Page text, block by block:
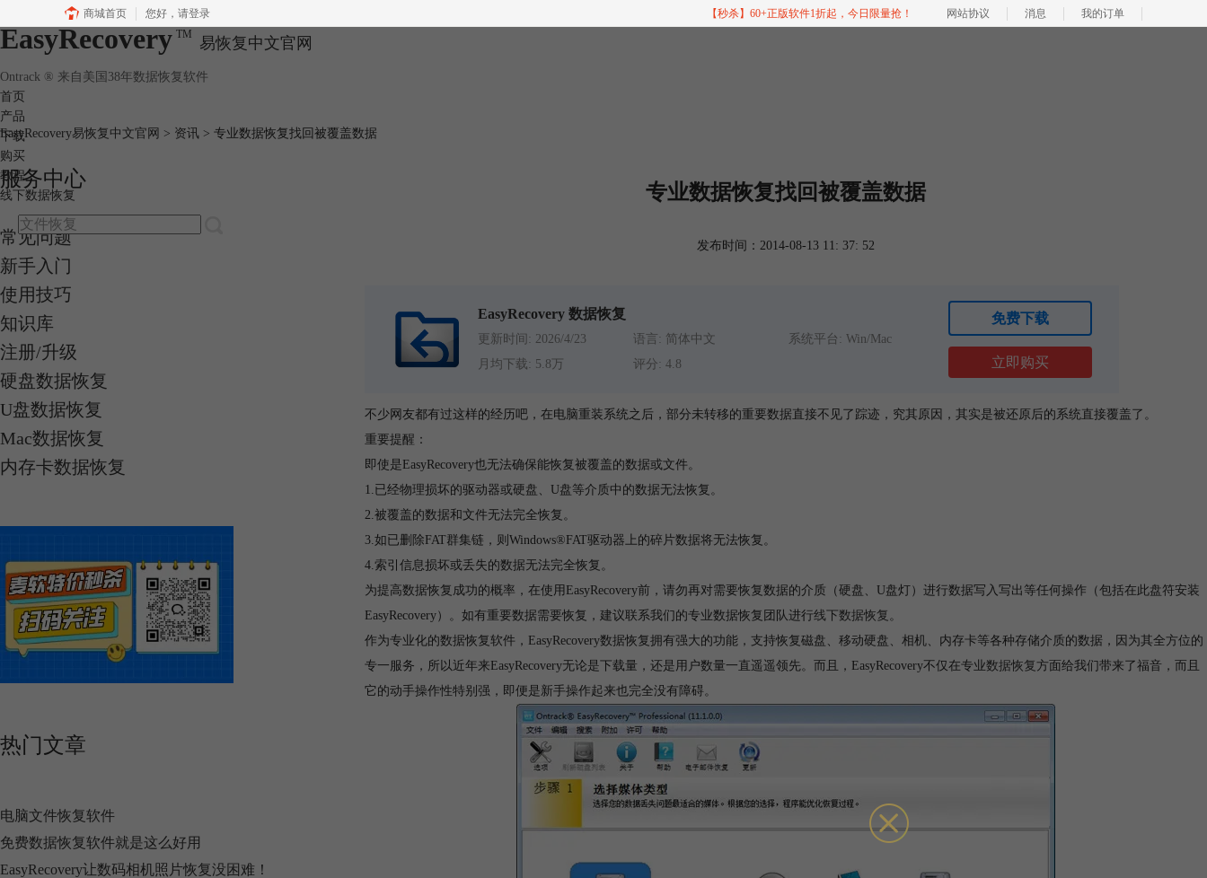
商城首页 您好， 请登录 【秒杀】60+正版软件1折起，今日限量抢！ 网站协议 消息 我的订单
EasyRecovery TM 易恢复中文官网
Ontrack ® 来自美国38年数据恢复软件
首页
产品
下载
购买
教程
线下数据恢复
EasyRecovery易恢复中文官网 > 资讯 > 专业数据恢复找回被覆盖数据
服务中心
常见问题
新手入门
使用技巧
知识库
注册/升级
硬盘数据恢复
U盘数据恢复
Mac数据恢复
内存卡数据恢复
热门文章
电脑文件恢复软件
免费数据恢复软件就是这么好用
EasyRecovery让数码相机照片恢复没困难！
专业数据恢复找回被覆盖数据
发布时间：2014-08-13 11: 37: 52
EasyRecovery 数据恢复
更新时间: 2026/4/23 语言: 简体中文
系统平台: Win/Mac
月均下载: 5.8万
评分: 4.8
免费下载
立即购买
不少网友都有过这样的经历吧，在电脑重装系统之后，部分未转移的重要数据直接不见了踪迹，究其原因，其实是被还原后的系统直接覆盖了。
重要提醒：
即使是EasyRecovery也无法确保能恢复被覆盖的数据或文件。
1.已经物理损坏的驱动器或硬盘、U盘等介质中的数据无法恢复。
2.被覆盖的数据和文件无法完全恢复。
3.如已删除FAT群集链，则Windows®FAT驱动器上的碎片数据将无法恢复。
4.索引信息损坏或丢失的数据无法完全恢复。
为提高数据恢复成功的概率，在使用EasyRecovery前，请勿再对需要恢复数据的介质（硬盘、U盘灯）进行数据写入写出等任何操作（包括在此盘符安装
EasyRecovery）。如有重要数据需要恢复，建议联系我们的专业数据恢复团队进行线下数据恢复 。
作为专业化的数据恢复软件，EasyRecovery数据恢复拥有强大的功能，支持恢复磁盘、移动硬盘、相机、内存卡等各种存储介质的数据，因为其全方位的
专一服务，所以近年来EasyRecovery无论是下载量，还是用户数量一直遥遥领先。而且，EasyRecovery不仅在专业数据恢复方面给我们带来了福音，而且
它的动手操作性特别强，即便是新手操作起来也完全没有障碍。